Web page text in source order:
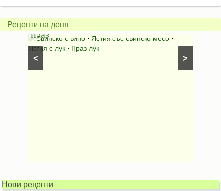
Рецепти на деня
>
<
Свинско
с
праз
Свинско с вино ⋅ Ястия със свинско месо ⋅
Ястия с лук ⋅ Праз лук
с
яйца
Нови рецепти